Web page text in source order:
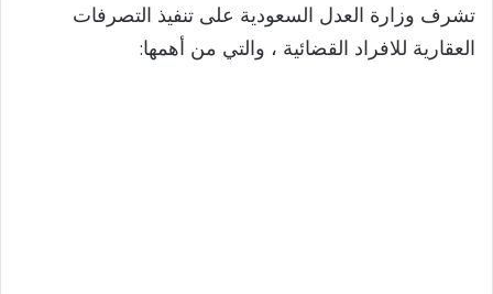
تشرف وزارة العدل السعودية على تنفيذ التصرفات
العقارية للافراد القضائية ، والتي من أهمها: